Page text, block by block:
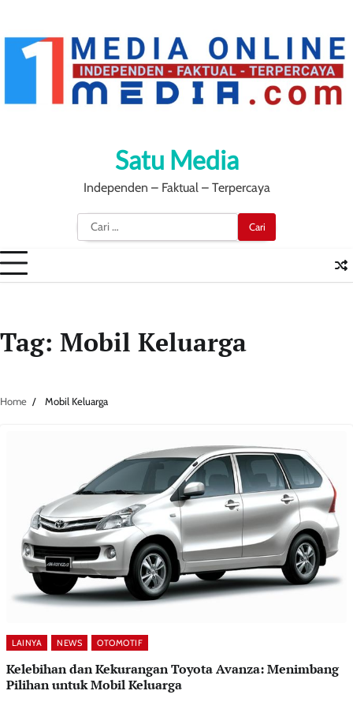
content
Satu Media
Independen – Faktual – Terpercaya
Cari
untuk:
Tag: Mobil Keluarga
Home Mobil Keluarga
LAINYA NEWS OTOMOTIF
Kelebihan dan Kekurangan Toyota Avanza: Menimbang
Pilihan untuk Mobil Keluarga